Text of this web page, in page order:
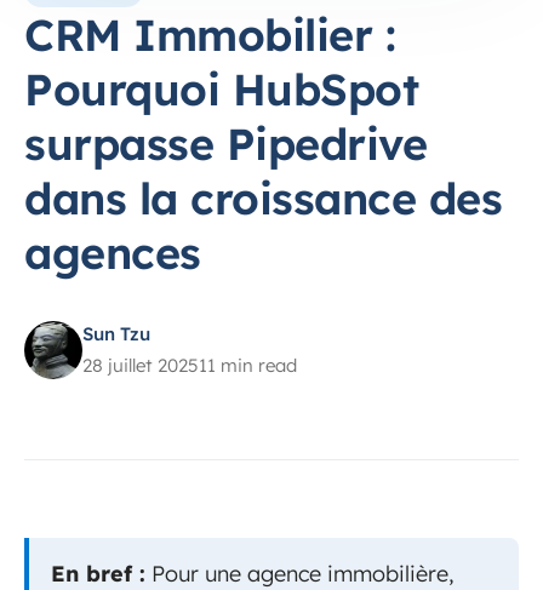
CRM Immobilier :
Pourquoi HubSpot
surpasse Pipedrive
dans la croissance des
agences
Sun Tzu
28 juillet 202511 min read
En bref : Pour une agence immobilière,